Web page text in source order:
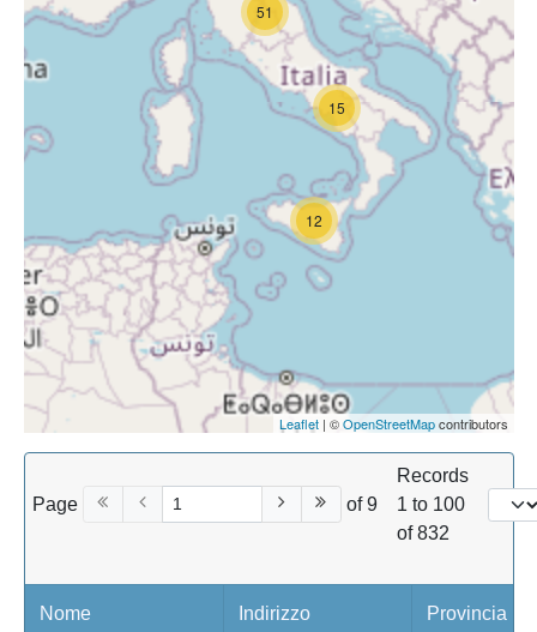
15
12
51
Leaflet| ©OpenStreetMapcontributors
Page of 9
Records
1 to 100
of 832
Nome Indirizzo Provincia